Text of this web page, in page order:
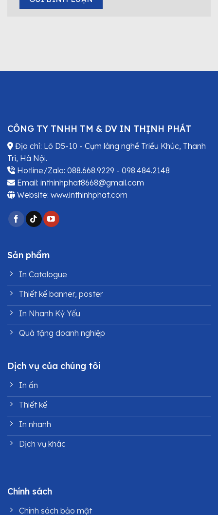
CÔNG TY TNHH TM & DV IN THỊNH PHÁT
Địa chỉ: Lô D5-10 - Cụm làng nghề Triều Khúc, Thanh
Trì, Hà Nội.
Hotline/Zalo: 088.668.9229 - 098.484.2148
Email: inthinhphat8668@gmail.com
Website: www.inthinhphat.com
Sản phẩm
In Catalogue
Thiết kế banner, poster
In Nhanh Kỷ Yếu
Quà tặng doanh nghiệp
Dịch vụ của chúng tôi
In ấn
Thiết kế
In nhanh
Dịch vụ khác
Chính sách
Chính sách bảo mật